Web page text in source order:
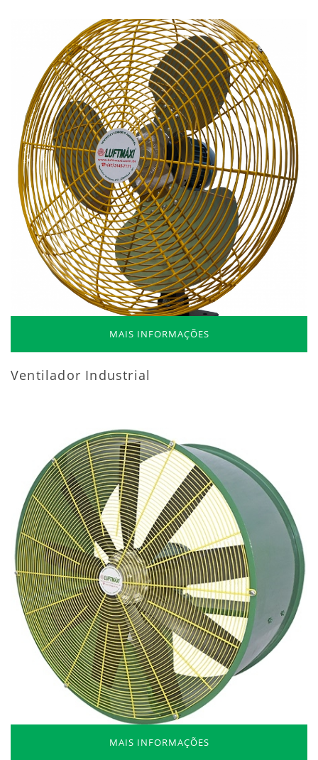
MAIS INFORMAÇÕES
Ventilador Industrial
MAIS INFORMAÇÕES